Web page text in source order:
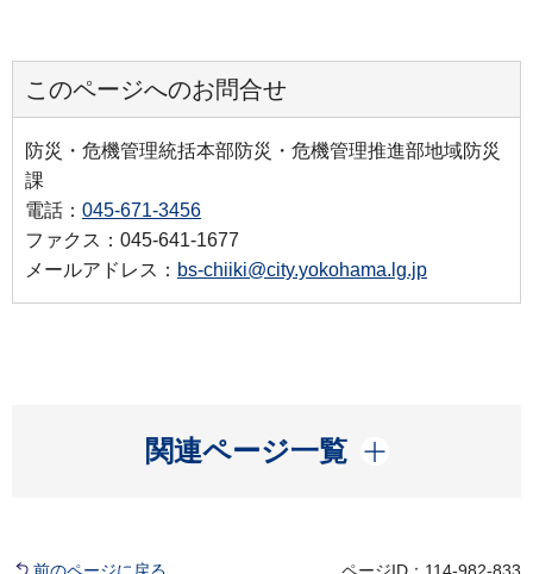
このページへのお問合せ
防災・危機管理統括本部防災・危機管理推進部地域防災
課
電話： 045-671-3456
ファクス：045-641-1677
メールアドレス： bs-chiiki@city.yokohama.lg.jp
関連ページ一覧
開く